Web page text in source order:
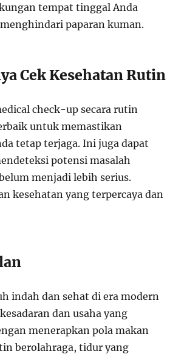
tempat tinggal Anda
paparan kuman.
Cek Kesehatan Rutin
check-up secara rutin
untuk memastikan
tetap terjaga. Ini juga dapat
potensi masalah
menjadi lebih serius.
kesehatan yang terpercaya dan
indah dan sehat di era modern
dan usaha yang
menerapkan pola makan
berolahraga, tidur yang